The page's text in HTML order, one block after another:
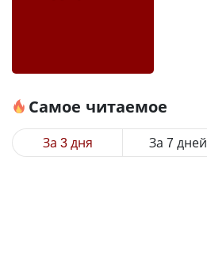
Самое читаемое
За 3 дня За 7 дней